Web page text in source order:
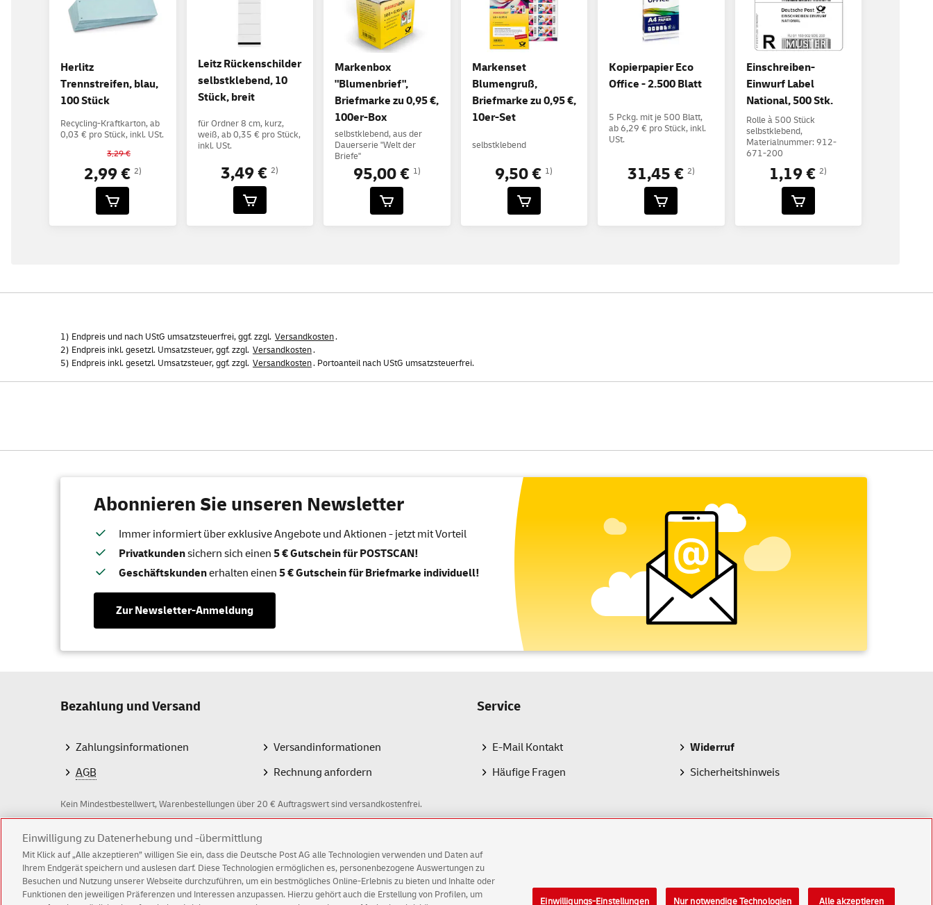
Herlitz
Trennstreifen, blau,
100 Stück
Recycling-Kraftkarton, ab
0,03 € pro Stück, inkl. USt.
3,29 €
2,99 € 2)
Leitz Rückenschilder
selbstklebend, 10
Stück, breit
für Ordner 8 cm, kurz,
weiß, ab 0,35 € pro Stück,
inkl. USt.
3,49 €2)
Markenbox
"Blumenbrief",
Briefmarke zu 0,95 €,
100er-Box
selbstklebend, aus der
Dauerserie "Welt der
Briefe"
95,00 € 1)
Markenset
Blumengruß,
Briefmarke zu 0,95 €,
10er-Set
selbstklebend
9,50 € 1)
Kopierpapier Eco
Office - 2.500 Blatt
5 Pckg. mit je 500 Blatt,
ab 6,29 € pro Stück, inkl.
USt.
31,45 € 2)
Einschreiben-
Einwurf Label
National, 500 Stk.
Rolle à 500 Stück
selbstklebend,
Materialnummer: 912-
671-200
1,19 €2)
1) Endpreis und nach UStG umsatzsteuerfrei, ggf. zzgl. Versandkosten.
2) Endpreis inkl. gesetzl. Umsatzsteuer, ggf. zzgl. Versandkosten.
5) Endpreis inkl. gesetzl. Umsatzsteuer, ggf. zzgl. Versandkosten. Portoanteil nach UStG umsatzsteuerfrei.
Abonnieren Sie unseren Newsletter
Immer informiert über exklusive Angebote und Aktionen - jetzt mit Vorteil
Privatkundensichern sich einen 5 € Gutschein für POSTSCAN!
Geschäftskundenerhalten einen 5 € Gutschein für Briefmarke individuell!
Zur Newsletter-Anmeldung
Bezahlung und Versand
Zahlungsinformationen
AGB
Versandinformationen
Rechnung anfordern
Service
E-Mail Kontakt
Häufige Fragen
Widerruf
Sicherheitshinweis
Kein Mindestbestellwert, Warenbestellungen über 20 € Auftragswert sind versandkostenfrei.
Z
a
h
Einwilligung zu Datenerhebung und -übermittlung
Mit Klick auf „Alle akzeptieren” willigen Sie ein, dass die Deutsche Post AG alle Technologien verwenden und Daten auf
Ihrem Endgerät speichern und auslesen darf. Diese Technologien ermöglichen es, personenbezogene Auswertungen zu
Besuchen und Nutzung unserer Webseite durchzuführen, um ein bestmögliches Online-Erlebnis zu bieten und Inhalte oder
Funktionen den jeweiligen Präferenzen und Interessen anzupassen. Hierzu gehört auch die Erstellung von Profilen, um
Einwilligungs-Einstellungen Nur notwendige Technologien Alle akzeptieren